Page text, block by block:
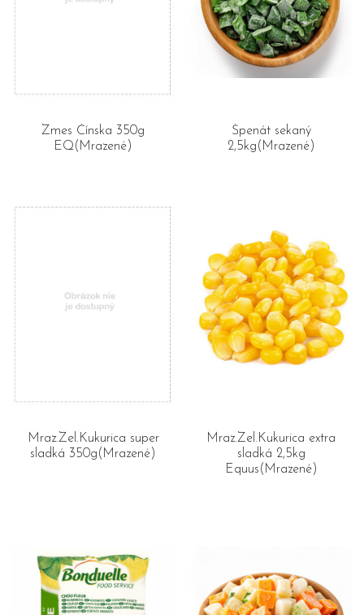
Zmes Čínska 350g
EQ(Mrazené)
Špenát sekaný
2,5kg(Mrazené)
Mraz.Zel.Kukurica super
sladká 350g(Mrazené)
Mraz.Zel.Kukurica extra
sladká 2,5kg
Equus(Mrazené)